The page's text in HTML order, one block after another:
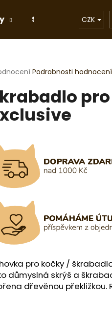
Stelivo CZK
Podrobnosti hodnocení
pro
pro kočky /
důmyslná skrýš a
dřevěnou překližkou.
HLEDAT